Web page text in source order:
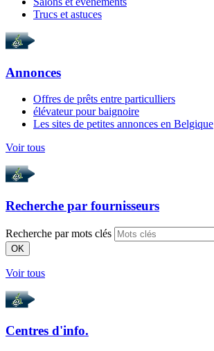
Trucs et astuces
Annonces
Offres de prêts entre particulliers
élévateur pour baignoire
Les sites de petites annonces en Belgique
Voir tous
Recherche par fournisseurs
Recherche par mots clés
OK
Voir tous
Centres d'info.